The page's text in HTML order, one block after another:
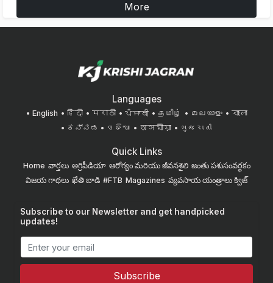
More
Languages
English हिंदी मराठी ਪੰਜਾਬੀ தமிழ் മലയാളം
বাংলা
ಕನ್ನಡ
ଓଡିଆ অসমীয়া ગુજરાતી
Quick Links
Home వార్తలు అగ్రిపీడియా ఆరోగ్యం మరియు జీవనశైలి జంతు పశుసంవర్ధకం
విజయ గాథలు ఖేతి బాడి #FTB Magazines వ్యవసాయ యంత్రాలు క్విజ్
Subscribe to our Newsletter and get handpicked
updates!
Subscribe